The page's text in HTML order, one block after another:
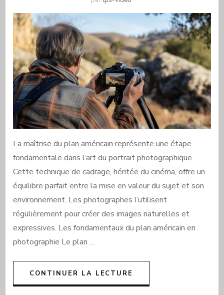
La maîtrise du plan américain représente une étape
fondamentale dans l’art du portrait photographique.
Cette technique de cadrage, héritée du cinéma, offre un
équilibre parfait entre la mise en valeur du sujet et son
environnement. Les photographes l’utilisent
régulièrement pour créer des images naturelles et
expressives. Les fondamentaux du plan américain en
photographie Le plan …
CONTINUER LA LECTURE